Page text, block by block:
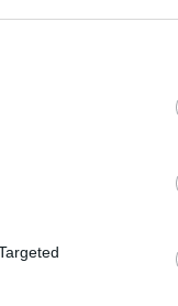
csak Aggteleknek
a park, hanem egy
park,
védett terület
védett.
kibogozzuk mi a